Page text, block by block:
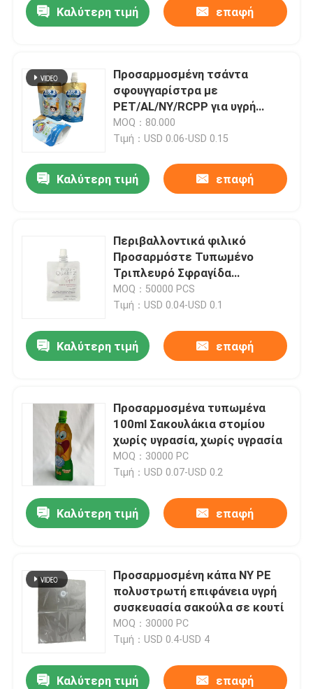
Καλύτερη τιμή επαφή
Προσαρμοσμένη τσάντα
σφουγγαρίστρα με
PET/AL/NY/RCPP για υγρή
συσκευασία
MOQ：80.000
Τιμή：USD 0.06-USD 0.15
Καλύτερη τιμή επαφή
Περιβαλλοντικά φιλικό
Προσαρμόστε Τυπωμένο
Τριπλευρό Σφραγίδα
Ντιτερτζεντ υγρό σάκο
MOQ：50000 PCS
Τιμή：USD 0.04-USD 0.1
Καλύτερη τιμή επαφή
Προσαρμοσμένα τυπωμένα
100ml Σακουλάκια στομίου
χωρίς υγρασία, χωρίς υγρασία
MOQ：30000 PC
Τιμή：USD 0.07-USD 0.2
Καλύτερη τιμή επαφή
Προσαρμοσμένη κάπα NY PE
πολυστρωτή επιφάνεια υγρή
συσκευασία σακούλα σε κουτί
MOQ：30000 PC
Τιμή：USD 0.4-USD 4
Καλύτερη τιμή επαφή